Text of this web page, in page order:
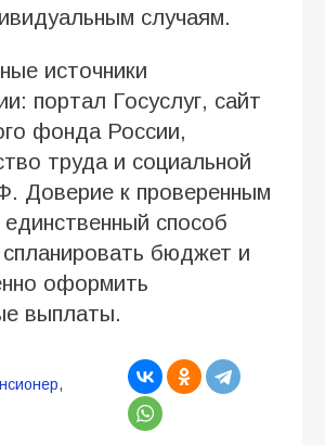
случаям.
источники
портал Госуслуг, сайт
фонда России,
труда и социальной
Доверие к проверенным
способ
спланировать бюджет и
оформить
выплаты.
,